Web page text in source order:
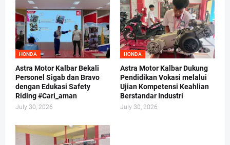
HONDA
Astra Motor Kalbar Bekali
Personel Sigab dan Bravo
dengan Edukasi Safety
Riding #Cari_aman
July 30, 2026
HONDA
Astra Motor Kalbar Dukung
Pendidikan Vokasi melalui
Ujian Kompetensi Keahlian
Berstandar Industri
July 30, 2026